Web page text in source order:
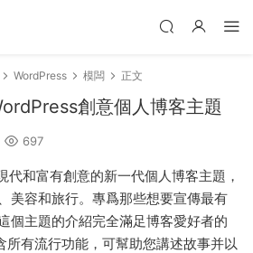
WordPress 模闆 正文
創意個人博客主題
697
代和富有創意的新一代個人博客主題，
美容和旅行。專爲那些想要宣傳最有
個主題的介紹完全滿足博客愛好者的
有流行功能，可幫助您講述故事并以